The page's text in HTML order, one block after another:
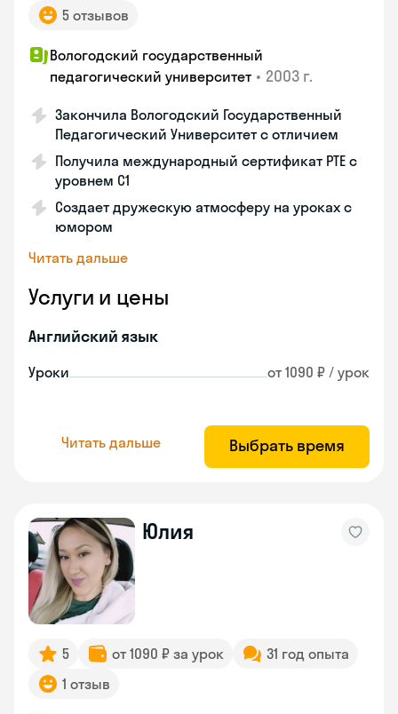
5 отзывов
Вологодский государственный
педагогический университет • 2003 г.
Закончила Вологодский Государственный
Педагогический Университет с отличием
Получила международный сертификат PTE с
уровнем C1
Создает дружескую атмосферу на уроках с
юмором
Читать дальше
Услуги и цены
Английский язык
Уроки от 1090 ₽ / урок
Читать дальше Выбрать время
Юлия
5 от 1090 ₽ за урок
31 год опыта
1 отзыв